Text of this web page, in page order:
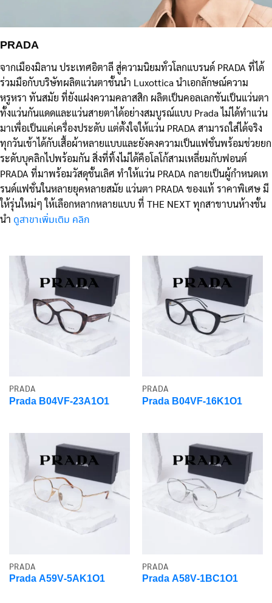
PRADA
จากเมืองมิลาน ประเทศอิตาลี สู่ความนิยมทั่วโลกแบรนด์ PRADA ที่ได้
ร่วมมือกับบริษัทผลิตแว่นตาชั้นนำ Luxottica นำเอกลักษณ์ความ
หรูหรา ทันสมัย ที่ยังแฝงความคลาสสิก ผลิตเป็นคอลเลกชันเป็นแว่นตา
ทั้งแว่นกันแดดและแว่นสายตาได้อย่างสมบูรณ์แบบ Prada ไม่ได้ทำแว่น
มาเพื่อเป็นแค่เครื่องประดับ แต่ตั้งใจให้แว่น PRADA สามารถใส่ได้จริง
ทุกวันเข้าได้กับเสื้อผ้าหลายแบบและยังคงความเป็นแฟชั่นพร้อมช่วยยก
ระดับบุคลิกไปพร้อมกัน สิ่งที่ทิ้งไม่ได้คือโลโก้สามเหลี่ยมกับฟอนต์
PRADA ที่มาพร้อมวัสดุชั้นเลิศ ทำให้แว่น PRADA กลายเป็นผู้กำหนดเท
รนด์แฟชั่นในหลายยุคหลายสมัย แว่นตา PRADA ของแท้ ราคาพิเศษ มี
ให้รุ่นใหม่ๆ ให้เลือกหลากหลายแบบ ที่ THE NEXT ทุกสาขาบนห้างชั้น
นำ ดูสาขาเพิ่มเติม คลิก
PRADA
Prada B04VF-23A1O1
PRADA
Prada B04VF-16K1O1
PRADA
Prada A59V-5AK1O1
PRADA
Prada A58V-1BC1O1